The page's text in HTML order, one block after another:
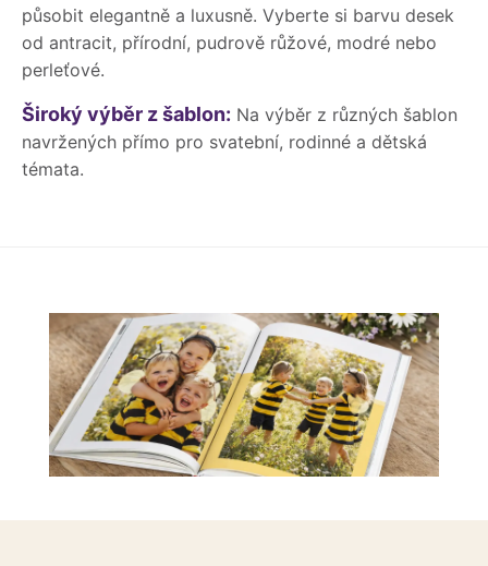
působit elegantně a luxusně. Vyberte si barvu desek
od antracit, přírodní, pudrově růžové, modré nebo
perleťové.
Široký výběr z šablon: Na výběr z různých šablon
navržených přímo pro svatební, rodinné a dětská
témata.